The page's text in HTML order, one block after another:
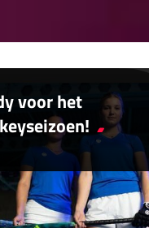
voor het
het zaalhockeyseizoen gaat
om je zaalhockeygear te
te zorgen dat je goed
zaal in stapt.